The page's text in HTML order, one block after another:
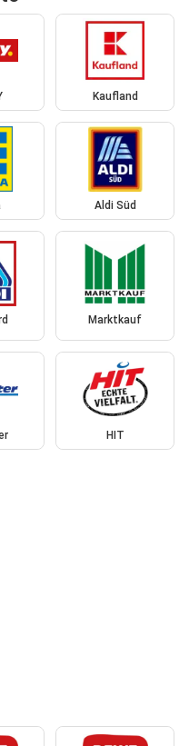
Kaufland
Aldi Süd
Marktkauf
HIT